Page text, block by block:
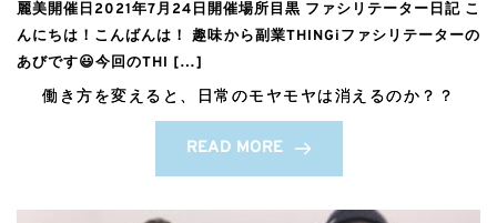
麗美開催日2021年7月24日開催場所目黒 ファシリテーター日記 こ
んにちは！こんばんは！ 趣味から副業THINGiファシリテーターの
あびです😃今回のTHI […]
働き方を変えると、日常のモヤモヤは消えるのか？？
READ MORE